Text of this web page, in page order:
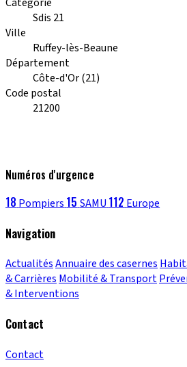
Sdis 21
Ville
Ruffey-lès-Beaune
Département
Côte-d'Or (21)
Code postal
21200
Numéros d'urgence
18 Pompiers 15 SAMU 112 Europe
Navigation
ActualitésAnnuaire des casernes
& Carrières Mobilité & Transport
& Interventions
Contact
Contact